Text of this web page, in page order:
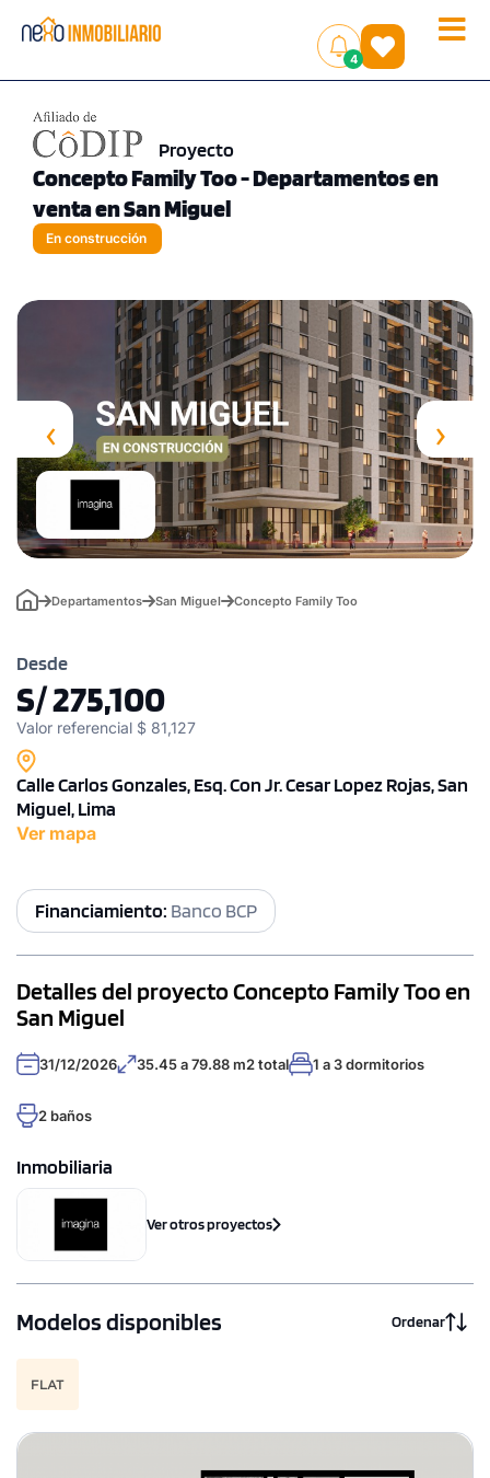
Toggle
4
()
Proyecto
Concepto Family Too - Departamentos en
venta en San Miguel
En construcción
‹ ›
Departamentos San Miguel Concepto Family Too
Desde
S/ 275,100
Valor referencial $ 81,127
Calle Carlos Gonzales, Esq. Con Jr. Cesar Lopez Rojas, San
Miguel, Lima
Ver mapa
Financiamiento: Banco BCP
Detalles del proyecto Concepto Family Too en
San Miguel
31/12/2026 35.45 a 79.88 m2 total 1 a 3 dormitorios
2 baños
Inmobiliaria
Ver otros proyectos
Modelos disponibles Ordenar
FLAT